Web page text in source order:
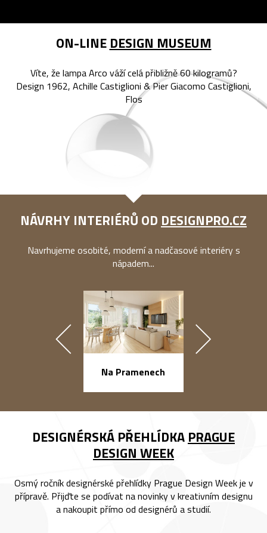
ON-LINE DESIGN MUSEUM
Víte, že lampa Arco váží celá přibližně 60 kilogramů?
Design 1962, Achille Castiglioni & Pier Giacomo Castiglioni,
Flos
NÁVRHY INTERIÉRŮ OD DESIGNPRO.CZ
Navrhujeme osobité, moderní a nadčasové interiéry s
nápadem...
Na Pramenech
DESIGNÉRSKÁ PŘEHLÍDKA PRAGUE
DESIGN WEEK
Osmý ročník designérské přehlídky Prague Design Week je v
přípravě. Přijďte se podívat na novinky v kreativním designu
a nakoupit přímo od designérů a studií.